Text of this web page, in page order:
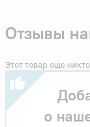
Отзывы
Этот товар еще
о